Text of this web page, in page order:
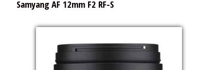
Samyang AF 12mm F2 RF-S